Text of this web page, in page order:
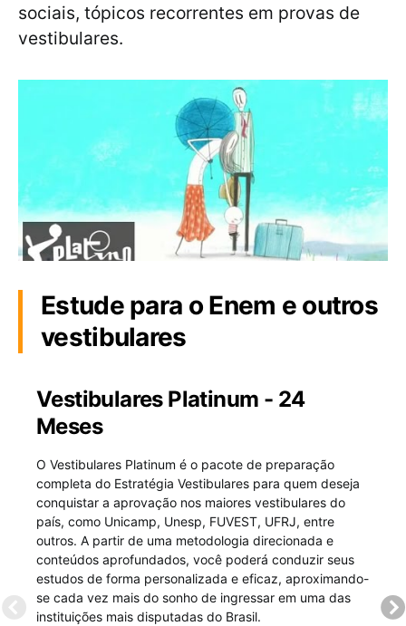
sociais, tópicos recorrentes em provas de
vestibulares.
Estude para o Enem e outros
vestibulares
Vestibulares Platinum - 24
Meses
O Vestibulares Platinum é o pacote de preparação
completa do Estratégia Vestibulares para quem deseja
conquistar a aprovação nos maiores vestibulares do
país, como Unicamp, Unesp, FUVEST, UFRJ, entre
outros. A partir de uma metodologia direcionada e
conteúdos aprofundados, você poderá conduzir seus
estudos de forma personalizada e eficaz, aproximando-
se cada vez mais do sonho de ingressar em uma das
instituições mais disputadas do Brasil.